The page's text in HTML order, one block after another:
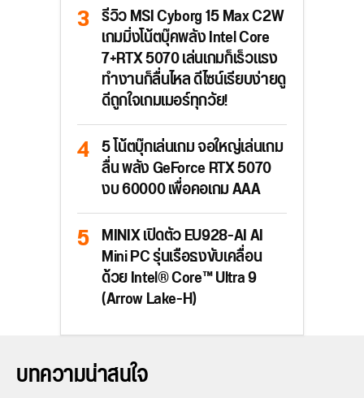
รีวิว MSI Cyborg 15 Max C2W
เกมมิ่งโน้ตบุ๊คพลัง Intel Core
7+RTX 5070 เล่นเกมก็เร็วแรง
ทำงานก็ลื่นไหล ดีไซน์เรียบง่ายดู
ดีถูกใจเกมเมอร์ทุกวัย!
5 โน้ตบุ๊กเล่นเกม จอใหญ่เล่นเกม
ลื่น พลัง GeForce RTX 5070
งบ 60000 เพื่อคอเกม AAA
MINIX เปิดตัว EU928-AI AI
Mini PC รุ่นเรือธงขับเคลื่อน
ด้วย Intel® Core™ Ultra 9
(Arrow Lake-H)
บทความน่าสนใจ